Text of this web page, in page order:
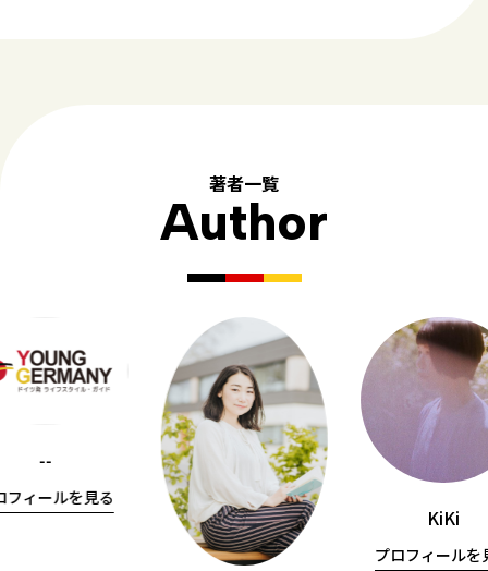
著者一覧
Author
--
フィールを見る
KiKi
プロフィールを